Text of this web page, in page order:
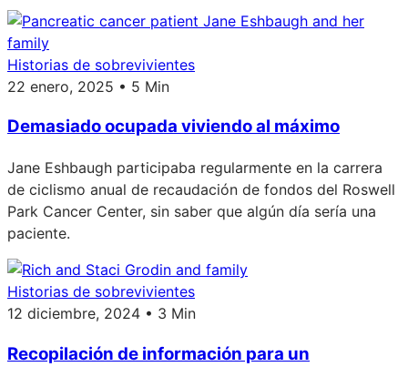
Historias de sobrevivientes
22 enero, 2025 • 5 Min
Demasiado ocupada viviendo al máximo
Jane Eshbaugh participaba regularmente en la carrera
de ciclismo anual de recaudación de fondos del Roswell
Park Cancer Center, sin saber que algún día sería una
paciente.
Historias de sobrevivientes
12 diciembre, 2024 • 3 Min
Recopilación de información para un